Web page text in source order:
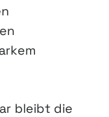
bleibt die